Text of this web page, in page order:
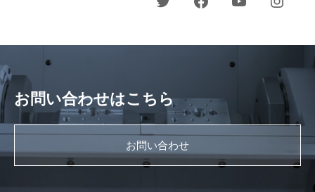
お問い合わせはこちら
お問い合わせ